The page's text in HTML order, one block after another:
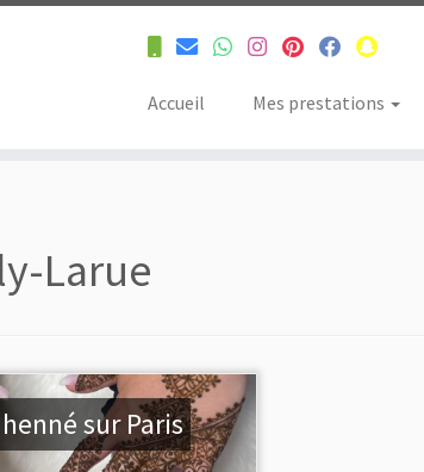
Accueil Mes prestations
Larue
sur Paris